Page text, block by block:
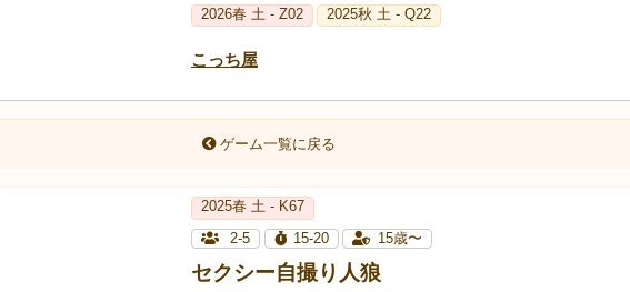
2026春 土 - Z02 2025秋 土 - Q22
こっち屋
ゲーム一覧に戻る
2025春 土 - K67
2-5
15-20 15歳〜
セクシー自撮り人狼